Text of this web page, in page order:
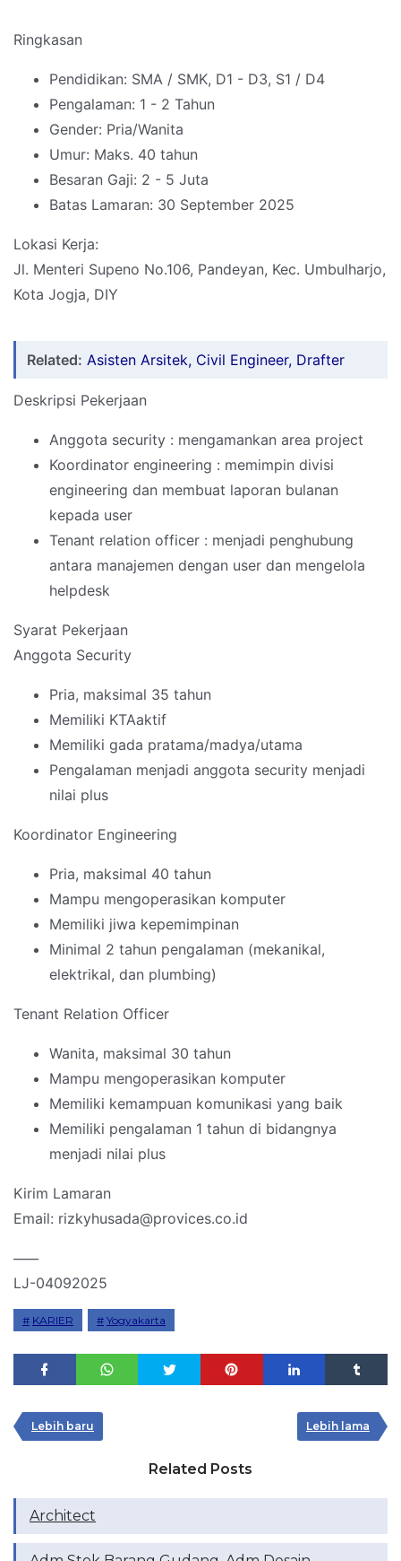
Ringkasan
Pendidikan: SMA / SMK, D1 - D3, S1 / D4
Pengalaman: 1 - 2 Tahun
Gender: Pria/Wanita
Umur: Maks. 40 tahun
Besaran Gaji: 2 - 5 Juta
Batas Lamaran: 30 September 2025
Lokasi Kerja:
Jl. Menteri Supeno No.106, Pandeyan, Kec. Umbulharjo,
Kota Jogja, DIY
Related: Asisten Arsitek, Civil Engineer, Drafter
Deskripsi Pekerjaan
Anggota security : mengamankan area project
Koordinator engineering : memimpin divisi
engineering dan membuat laporan bulanan
kepada user
Tenant relation officer : menjadi penghubung
antara manajemen dengan user dan mengelola
helpdesk
Syarat Pekerjaan
Anggota Security
Pria, maksimal 35 tahun
Memiliki KTAaktif
Memiliki gada pratama/madya/utama
Pengalaman menjadi anggota security menjadi
nilai plus
Koordinator Engineering
Pria, maksimal 40 tahun
Mampu mengoperasikan komputer
Memiliki jiwa kepemimpinan
Minimal 2 tahun pengalaman (mekanikal,
elektrikal, dan plumbing)
Tenant Relation Officer
Wanita, maksimal 30 tahun
Mampu mengoperasikan komputer
Memiliki kemampuan komunikasi yang baik
Memiliki pengalaman 1 tahun di bidangnya
menjadi nilai plus
Kirim Lamaran
Email: rizkyhusada@provices.co.id
LJ-04092025
KARIER Yogyakarta
Lebih baru Lebih lama
Related Posts
Architect